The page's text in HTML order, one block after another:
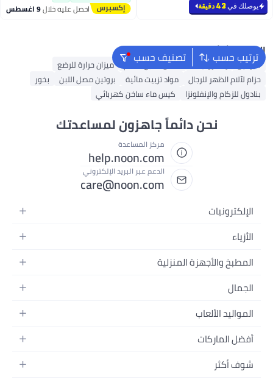
يوصلك في43 دقيقة احصل عليه خلال9 اغسطس
ترتيب حسب تصنيف حسب البحث الشائع
كيراتين إلكتروليتات فاصل أصابع القدم
ميزان حرارة للرضع
حزام لآلام الظهر للرجال
مواد تزييت مائية بروتين مصل اللبن
بخور
بنادول للزكام والإنفلونزا
كيس ماء ساخن كهربائي
نحن دائماً جاهزون لمساعدتك
مركز المساعدة
help.noon.com
الدعم عبر البريد الإلكتروني
care@noon.com
الإلكترونيات
الهواتف المتحركة
أجهزة الكمبيوتر المحمولة
أجهزة الكمبيوتر المكتبية
سماعات الرأس
الكاميرات والصور وتسجيل الفيديو
التلفزيونات
الأزياء
أزياء نسائية
أزياء الأطفال
العطور
المجوهرات
النظارات
الأحذية
المطبخ والأجهزة المنزلية
الأجهزة الكبيرة
أثاث غرفة النوم
التخزين
الأثاث
الجمال
العطور
العناية بالشعر
العناية الشخصية
المواليد الألعاب
الرضاعة والتغذية
تنقل الأطفال
أفضل الماركات
أبل
شوف أكثر